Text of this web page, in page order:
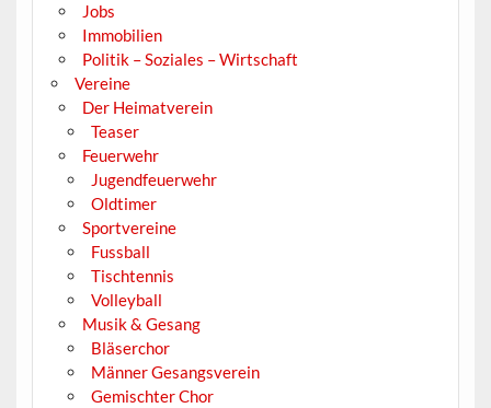
Jobs
Immobilien
Politik – Soziales – Wirtschaft
Vereine
Der Heimatverein
Teaser
Feuerwehr
Jugendfeuerwehr
Oldtimer
Sportvereine
Fussball
Tischtennis
Volleyball
Musik & Gesang
Bläserchor
Männer Gesangsverein
Gemischter Chor